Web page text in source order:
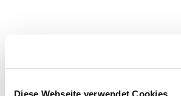
Diese Webseite verwendet Cookies
Dies könnte